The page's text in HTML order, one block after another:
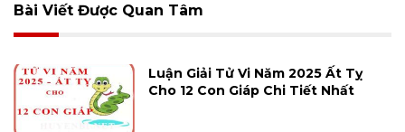
Bài Viết Được Quan Tâm
Luận Giải Tử Vi Năm 2025 Ất Tỵ
Cho 12 Con Giáp Chi Tiết Nhất